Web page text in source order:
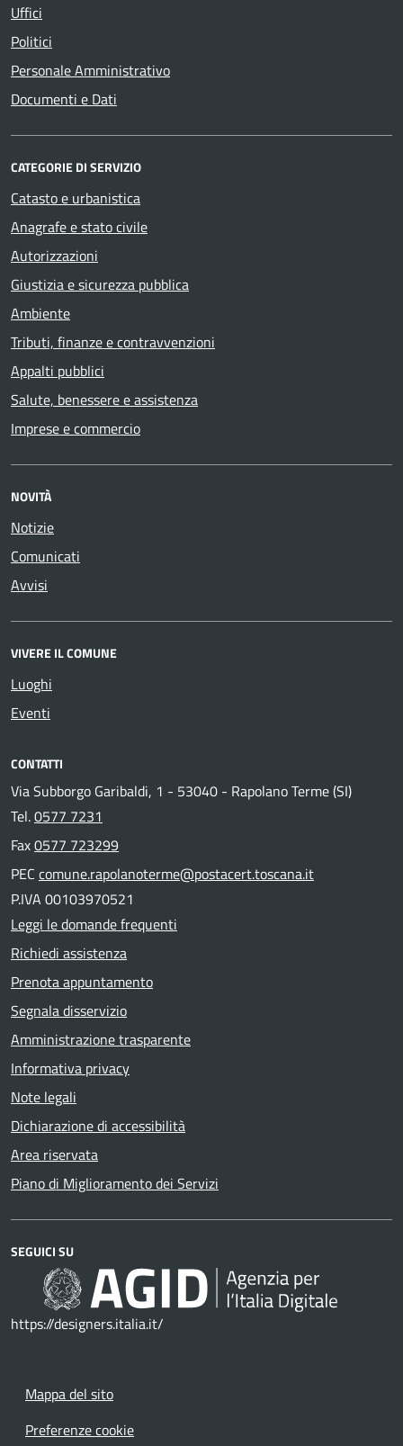
Uffici
Politici
Personale Amministrativo
Documenti e Dati
CATEGORIE DI SERVIZIO
Catasto e urbanistica
Anagrafe e stato civile
Autorizzazioni
Giustizia e sicurezza pubblica
Ambiente
Tributi, finanze e contravvenzioni
Appalti pubblici
Salute, benessere e assistenza
Imprese e commercio
NOVITÀ
Notizie
Comunicati
Avvisi
VIVERE IL COMUNE
Luoghi
Eventi
CONTATTI
Via Subborgo Garibaldi, 1 - 53040 - Rapolano Terme (SI)
Tel.0577 7231
Fax0577 723299
PEC comune.rapolanoterme@postacert.toscana.it
P.IVA 00103970521
Leggi le domande frequenti
Richiedi assistenza
Prenota appuntamento
Segnala disservizio
Amministrazione trasparente
Informativa privacy
Note legali
Dichiarazione di accessibilità
Area riservata
Piano di Miglioramento dei Servizi
SEGUICI SU
https://designers.italia.it/
Mappa del sito
Preferenze cookie